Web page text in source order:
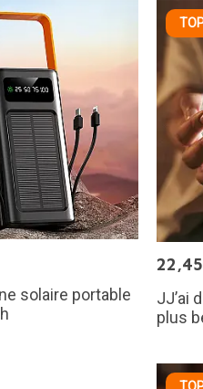
solaire portable
JJ’ai
plus